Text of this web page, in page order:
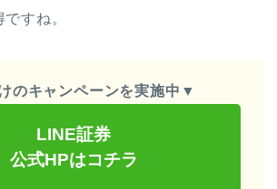
すね。
のキャンペーンを実施中 ▼
LINE証券
公式HPはコチラ